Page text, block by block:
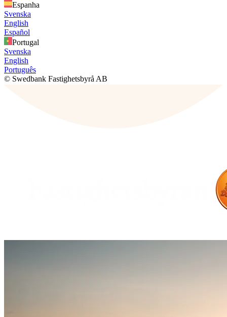
Espanha
Svenska
English
Español
Portugal
Svenska
English
Português
© Swedbank Fastighetsbyrå AB